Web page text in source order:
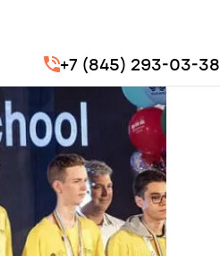
+7 (845) 293-03-38
на мероприятия